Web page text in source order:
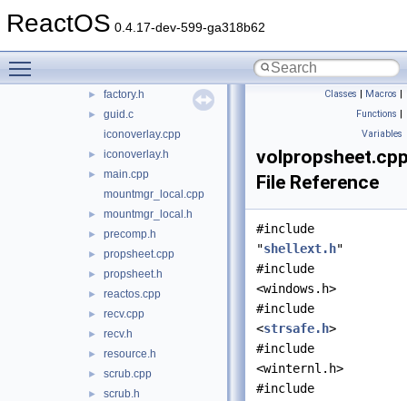
ReactOS 0.4.17-dev-599-ga318b62
► contextmenu.h
► devices.cpp
► devices.h
► factory.h
►
guid.c
iconoverlay.cpp
► iconoverlay.h
►
main.cpp
mountmgr_local.cpp
► mountmgr_local.h
► precomp.h
► propsheet.cpp
► propsheet.h
► reactos.cpp
► recv.cpp
► recv.h
► resource.h
► scrub.cpp
► scrub.h
Classes | Macros |
Functions |
Variables
File Reference
#include
"shellext.h"
#include
<windows.h>
#include
<strsafe.h>
#include
<winternl.h>
#include